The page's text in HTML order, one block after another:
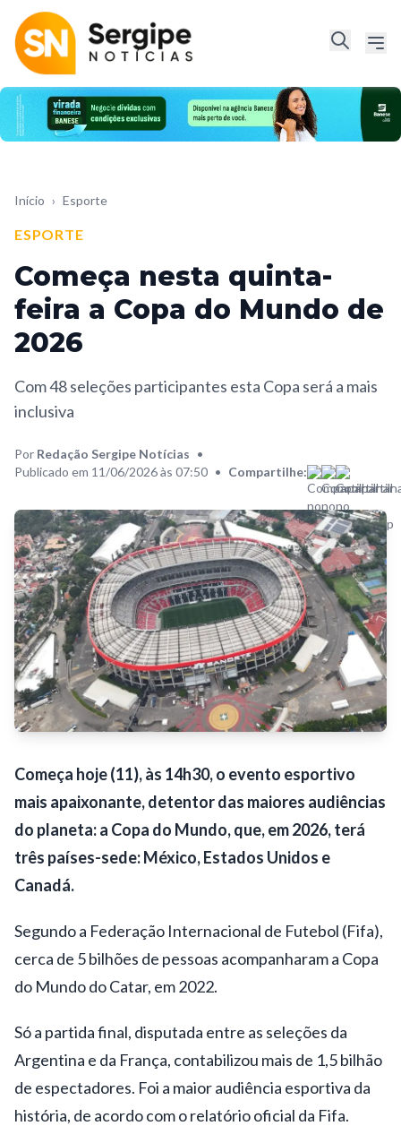
Início › Esporte
ESPORTE
Começa nesta quinta-
feira a Copa do Mundo de
2026
Com 48 seleções participantes esta Copa será a mais
inclusiva
Por Redação Sergipe Notícias •
Publicado em 11/06/2026 às 07:50 • Compartilhe:
Começa hoje (11), às 14h30, o evento esportivo
mais apaixonante, detentor das maiores audiências
do planeta: a Copa do Mundo, que, em 2026, terá
três países-sede: México, Estados Unidos e
Canadá.
Segundo a Federação Internacional de Futebol (Fifa),
cerca de 5 bilhões de pessoas acompanharam a Copa
do Mundo do Catar, em 2022.
Só a partida final, disputada entre as seleções da
Argentina e da França, contabilizou mais de 1,5 bilhão
de espectadores. Foi a maior audiência esportiva da
história, de acordo com o relatório oficial da Fifa.